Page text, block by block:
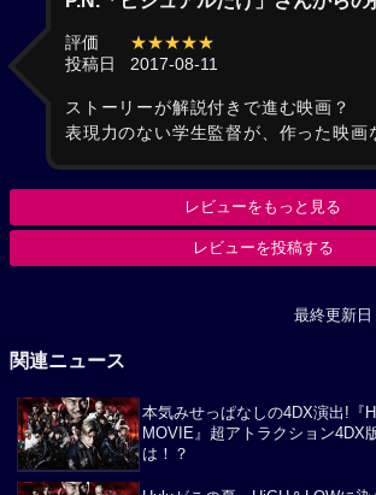
評価
★★★★★
投稿日
2017-08-11
ストーリーが解説付きで進む映画？
表現力のない学生監督が、作った映画
レビューをもっと見る
レビューを投稿する
最終更新日
関連ニュース
本気みせっぱなしの4DX演出!『
MOVIE』超アトラクション4DX
は！？